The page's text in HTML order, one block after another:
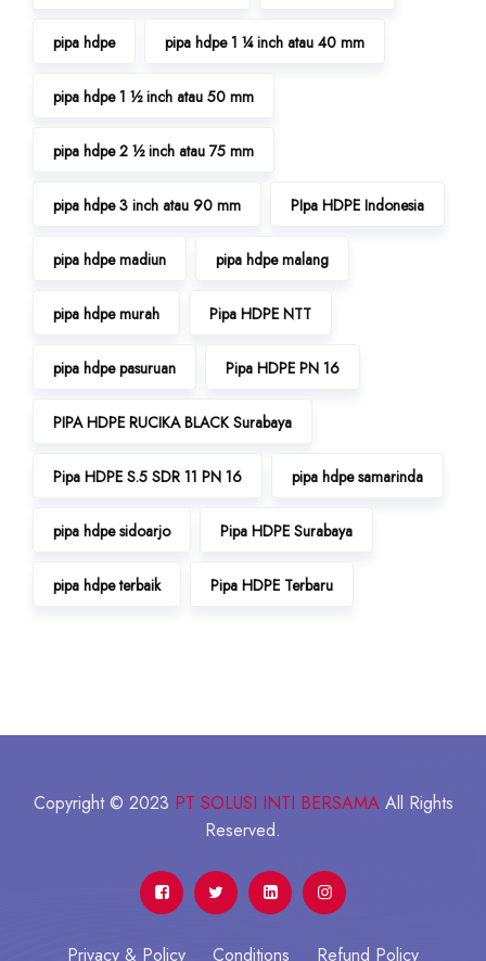
pipa hdpe pipa hdpe 1 ¼ inch atau 40 mm
pipa hdpe 1 ½ inch atau 50 mm
pipa hdpe 2 ½ inch atau 75 mm
pipa hdpe 3 inch atau 90 mm PIpa HDPE Indonesia
pipa hdpe madiun pipa hdpe malang
pipa hdpe murah Pipa HDPE NTT
pipa hdpe pasuruan Pipa HDPE PN 16
PIPA HDPE RUCIKA BLACK Surabaya
Pipa HDPE S.5 SDR 11 PN 16 pipa hdpe samarinda
pipa hdpe sidoarjo Pipa HDPE Surabaya
pipa hdpe terbaik Pipa HDPE Terbaru
Copyright © 2023 PT SOLUSI INTI BERSAMAAll Rights
Reserved.
Privacy & Policy Conditions Refund Policy